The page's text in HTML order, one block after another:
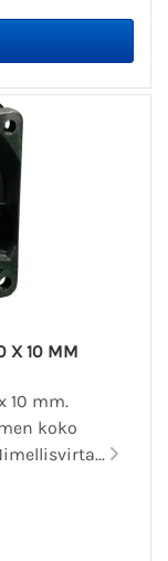
X 10 MM
10 mm.
koko